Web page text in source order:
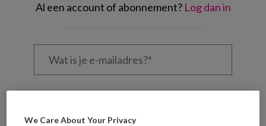
Al een account of abonnement? Log dan in
Wat
Kies
wachtwoord* *
We Care About Your Privacy